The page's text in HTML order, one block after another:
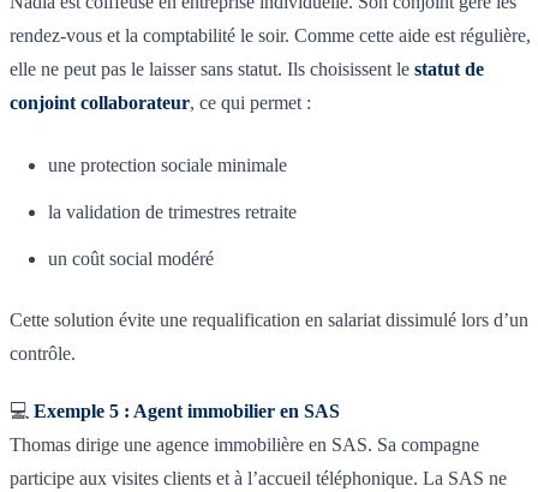
rendez-vous et la comptabilité le soir. Comme cette aide est régulière,
elle ne peut pas le laisser sans statut. Ils choisissent le statut de
conjoint collaborateur, ce qui permet :
une protection sociale minimale
la validation de trimestres retraite
un coût social modéré
Cette solution évite une requalification en salariat dissimulé lors d’un
contrôle.
💻 Exemple 5 : Agent immobilier en SAS
Thomas dirige une agence immobilière en SAS. Sa compagne
participe aux visites clients et à l’accueil téléphonique. La SAS ne